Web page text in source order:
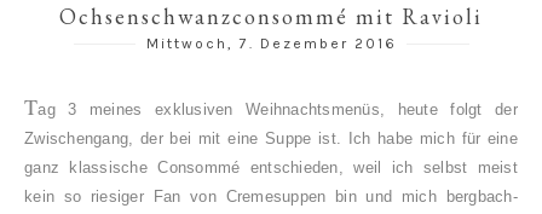
Ochsenschwanzconsommé mit Ravioli
Mittwoch, 7. Dezember 2016
Tag 3 meines exklusiven Weihnachtsmenüs, heute folgt der
Zwischengang, der bei mit eine Suppe ist. Ich habe michfür eine
ganz klassische Consommé entschieden, weil ich selbst meist
kein so riesiger Fan von Cremesuppen bin und mich bergbach-